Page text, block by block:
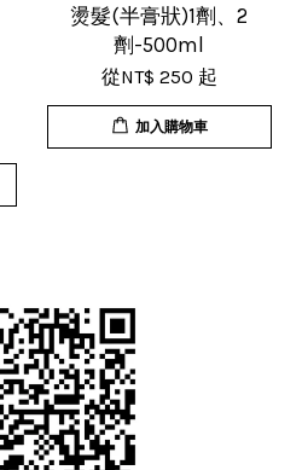
燙髮(半膏狀)1劑、2
劑-500ml
從NT$ 250 起
加入購物車